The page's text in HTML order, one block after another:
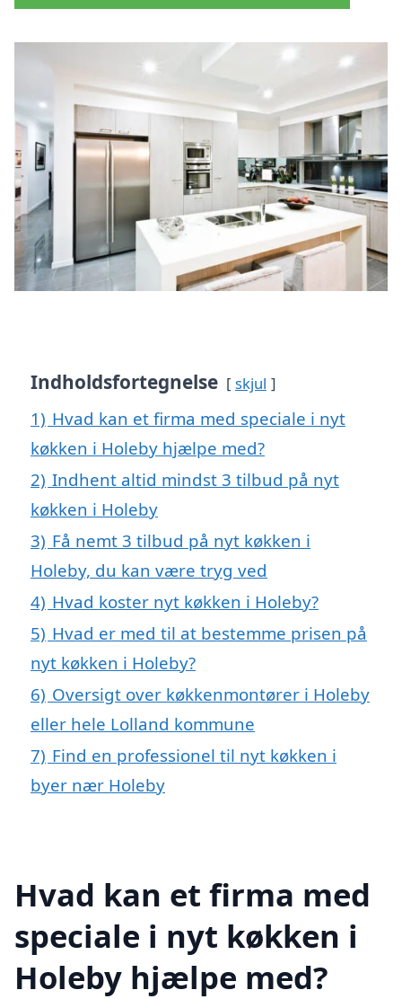
Indholdsfortegnelse skjul
1) Hvad kan et firma med speciale i nyt
køkken i Holeby hjælpe med?
2) Indhent altid mindst 3 tilbud på nyt
køkken i Holeby
3) Få nemt 3 tilbud på nyt køkken i
Holeby, du kan være tryg ved
4) Hvad koster nyt køkken i Holeby?
5) Hvad er med til at bestemme prisen på
nyt køkken i Holeby?
6) Oversigt over køkkenmontører i Holeby
eller hele Lolland kommune
7) Find en professionel til nyt køkken i
byer nær Holeby
Hvad kan et firma med
speciale i nyt køkken i
Holeby hjælpe med?